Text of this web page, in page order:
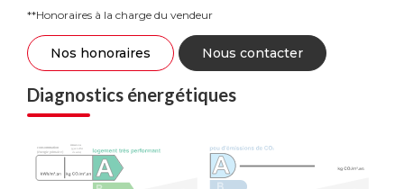
**Honoraires à la charge du vendeur
Nos honoraires Nous contacter
Diagnostics énergétiques